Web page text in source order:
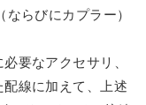
らびにカプラー）
要なアクセサリ、
線に加えて、上述